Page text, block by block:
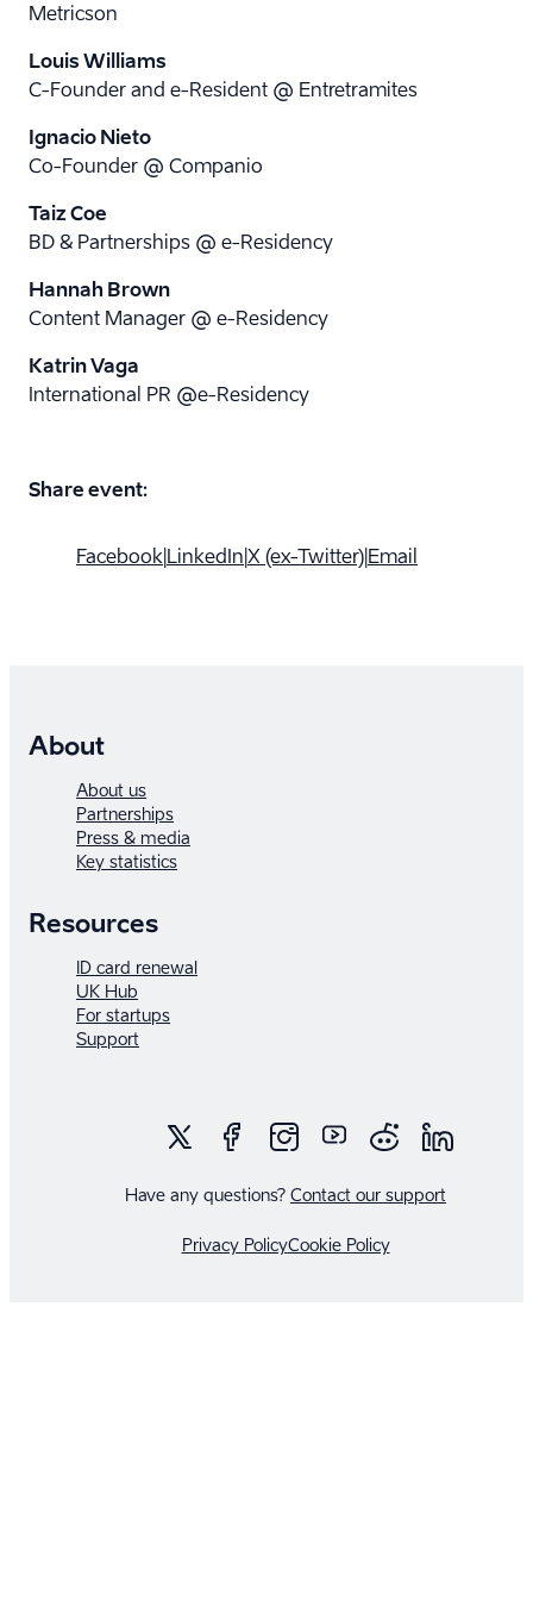
Metricson
Louis Williams
C-Founder and e-Resident @ Entretramites
Ignacio Nieto
Co-Founder @ Companio
Taiz Coe
BD & Partnerships @ e-Residency
Hannah Brown
Content Manager @ e-Residency
Katrin Vaga
International PR @e-Residency
Share event:
Facebook LinkedIn X (ex-Twitter) Email
About
About us
Partnerships
Press & media
Key statistics
Resources
ID card renewal
UK Hub
For startups
Support
Privacy PolicyCookie Policy
Have any questions? Contact our support